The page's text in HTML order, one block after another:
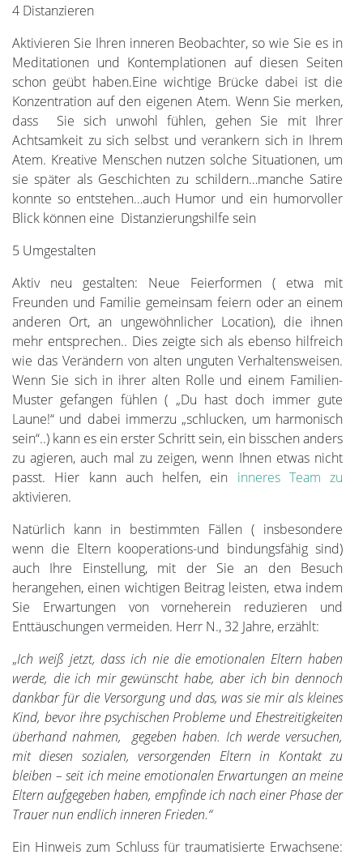
4 Distanzieren
Aktivieren Sie Ihren inneren Beobachter, so wie Sie es in
Meditationen und Kontemplationen auf diesen Seiten
schon geübt haben.Eine wichtige Brücke dabei ist die
Konzentration auf den eigenen Atem. Wenn Sie merken,
dass Sie sich unwohl fühlen, gehen Sie mit Ihrer
Achtsamkeit zu sich selbst und verankern sich in Ihrem
Atem. Kreative Menschen nutzen solche Situationen, um
sie später als Geschichten zu schildern…manche Satire
konnte so entstehen…auch Humor und ein humorvoller
Blick können eine Distanzierungshilfe sein
5 Umgestalten
Aktiv neu gestalten: Neue Feierformen ( etwa mit
Freunden und Familie gemeinsam feiern oder an einem
anderen Ort, an ungewöhnlicher Location), die ihnen
mehr entsprechen.. Dies zeigte sich als ebenso hilfreich
wie das Verändern von alten unguten Verhaltensweisen.
Wenn Sie sich in ihrer alten Rolle und einem Familien-
Muster gefangen fühlen ( „Du hast doch immer gute
Laune!“ und dabei immerzu „schlucken, um harmonisch
sein“..) kann es ein erster Schritt sein, ein bisschen anders
zu agieren, auch mal zu zeigen, wenn Ihnen etwas nicht
passt. Hier kann auch helfen, ein inneres Team zu
aktivieren.
Natürlich kann in bestimmten Fällen ( insbesondere
wenn die Eltern kooperations-und bindungsfähig sind)
auch Ihre Einstellung, mit der Sie an den Besuch
herangehen, einen wichtigen Beitrag leisten, etwa indem
Sie Erwartungen von vorneherein reduzieren und
Enttäuschungen vermeiden. Herr N., 32 Jahre, erzählt:
„Ich weiß jetzt, dass ich nie die emotionalen Eltern haben
werde, die ich mir gewünscht habe, aber ich bin dennoch
dankbar für die Versorgung und das, was sie mir als kleines
Kind, bevor ihre psychischen Probleme und Ehestreitigkeiten
überhand nahmen, gegeben haben. Ich werde versuchen,
mit diesen sozialen, versorgenden Eltern in Kontakt zu
bleiben – seit ich meine emotionalen Erwartungen an meine
Eltern aufgegeben haben, empfinde ich nach einer Phase der
Trauer nun endlich inneren Frieden.“
Ein Hinweis zum Schluss für traumatisierte Erwachsene: